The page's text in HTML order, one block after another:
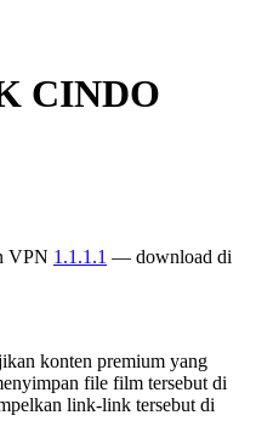
CINDO
VPN 1.1.1.1 — download di
konten premium yang
file film tersebut di
link-link tersebut di